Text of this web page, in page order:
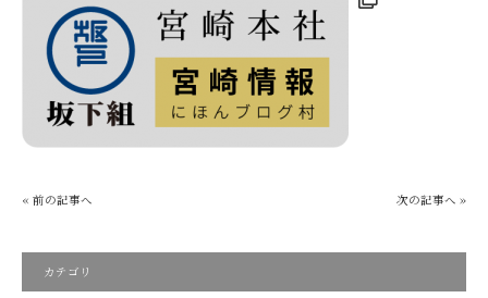
« 前の記事へ 次の記事へ »
カテゴリ